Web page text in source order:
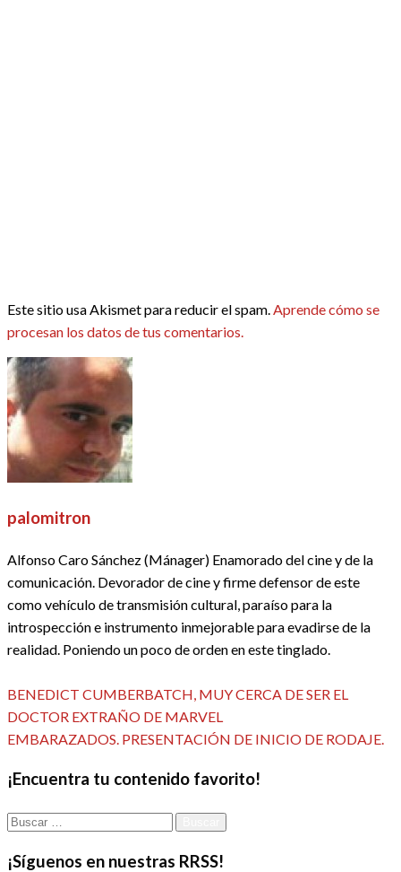
Este sitio usa Akismet para reducir el spam.Aprende cómo se
procesan los datos de tus comentarios.
palomitron
Alfonso Caro Sánchez (Mánager) Enamorado del cine y de la
comunicación. Devorador de cine y firme defensor de este
como vehículo de transmisión cultural, paraíso para la
introspección e instrumento inmejorable para evadirse de la
realidad. Poniendo un poco de orden en este tinglado.
Navegación
de
entradas
Entrada
anterior
BENEDICT CUMBERBATCH, MUY CERCA DE SER EL
DOCTOR EXTRAÑO DE MARVEL
Entrada
EMBARAZADOS. PRESENTACIÓN DE INICIO DE RODAJE.
¡Encuentra tu contenido favorito!
Buscar:
¡Síguenos en nuestras RRSS!